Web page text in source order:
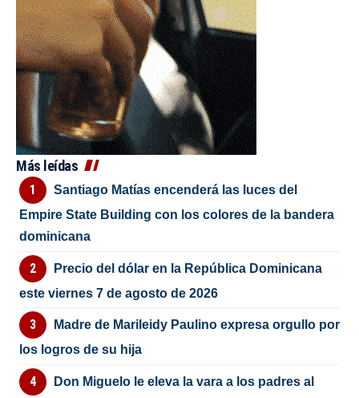
Más leídas
Santiago Matías encenderá las luces del
Empire State Building con los colores de la bandera
dominicana
Precio del dólar en la República Dominicana
este viernes 7 de agosto de 2026
Madre de Marileidy Paulino expresa orgullo por
los logros de su hija
Don Miguelo le eleva la vara a los padres al